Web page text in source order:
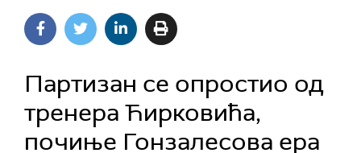
Партизан се опростио од
тренера Ћирковића,
почиње Гонзалесова ера